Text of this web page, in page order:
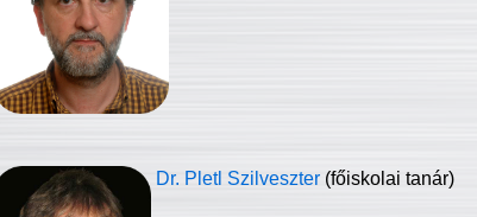
Dr. Pletl Szilveszter (főiskolai tanár)